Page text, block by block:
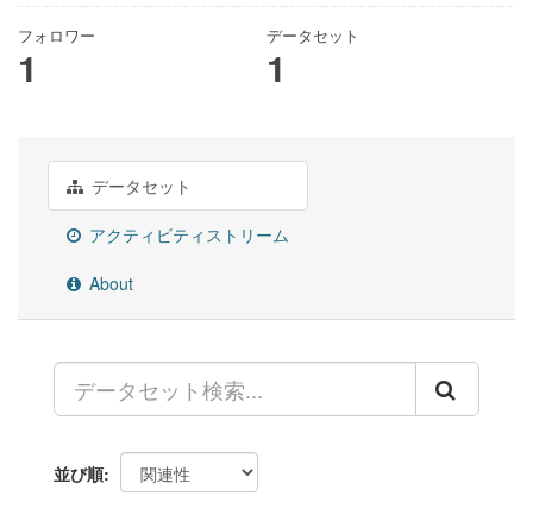
フォロワー
1
データセット
1
データセット
アクティビティストリーム
About
並び順